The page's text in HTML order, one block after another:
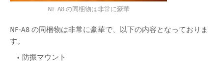
NF-A8 の同梱物は非常に豪華
NF-A8 の同梱物は非常に豪華で、以下の内容となっておりま
す。
防振マウント